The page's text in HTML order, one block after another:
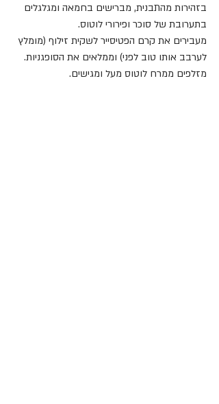
בזהירות מהתבנית, מברישים בחמאה ומגלגלים
בתערובת של סוכר ופירורי לוטוס.
מעבירים את קרם הפטיסייר לשקית זילוף (מומלץ
לערבב אותו טוב לפני) וממלאים את הסופגניות.
מזלפים ממרח לוטוס מעל ומגישים.